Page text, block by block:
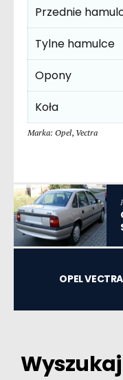
Przednie
Tylne hamulce
Opony
Koła
Marka: Opel, Vectra
OPEL